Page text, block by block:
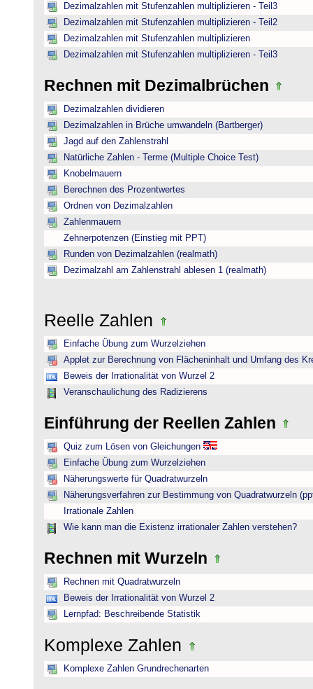
Dezimalzahlen mit Stufenzahlen multiplizieren - Teil3
Dezimalzahlen mit Stufenzahlen multiplizieren - Teil2
Dezimalzahlen mit Stufenzahlen multiplizieren
Dezimalzahlen mit Stufenzahlen multiplizieren - Teil3
Rechnen mit Dezimalbrüchen
Dezimalzahlen dividieren
Dezimalzahlen in Brüche umwandeln (Bartberger)
Jagd auf den Zahlenstrahl
Natürliche Zahlen - Terme (Multiple Choice Test)
Knobelmauern
Berechnen des Prozentwertes
Ordnen von Dezimalzahlen
Zahlenmauern
Zehnerpotenzen (Einstieg mit PPT)
Runden von Dezimalzahlen (realmath)
Dezimalzahl am Zahlenstrahl ablesen 1 (realmath)
Reelle Zahlen
Einfache Übung zum Wurzelziehen
Applet zur Berechnung von Flächeninhalt und Umfang des
Beweis der Irrationalität von Wurzel 2
Veranschaulichung des Radizierens
Einführung der Reellen Zahlen
Quiz zum Lösen von Gleichungen
Einfache Übung zum Wurzelziehen
Näherungswerte für Quadratwurzeln
Näherungsverfahren zur Bestimmung von Quadratwurzeln
Irrationale Zahlen
Wie kann man die Existenz irrationaler Zahlen verstehen?
Rechnen mit Wurzeln
Rechnen mit Quadratwurzeln
Beweis der Irrationalität von Wurzel 2
Lernpfad: Beschreibende Statistik
Komplexe Zahlen
Komplexe Zahlen Grundrechenarten